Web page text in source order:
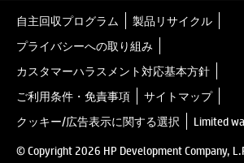
自主回収プログラム
製品リサイクル
プライバシーへの取り組み
カスタマーハラスメント対応基本方針
ご利用条件・免責事項
サイトマップ
クッキー/広告表示に関する選択
Limited
© Copyright 2026 HP Development Company,